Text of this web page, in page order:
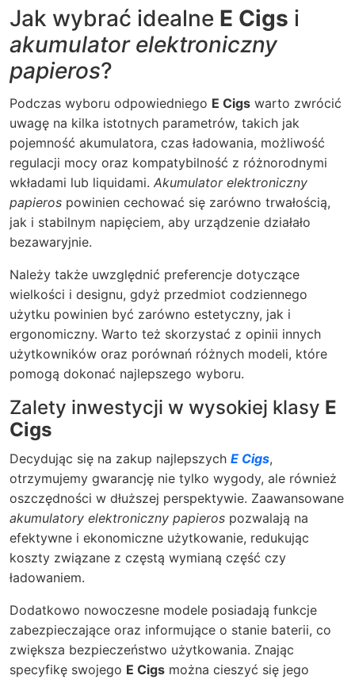
Jak wybrać idealne E Cigs i
akumulator elektroniczny
papieros?
Podczas wyboru odpowiedniego E Cigs warto zwrócić
uwagę na kilka istotnych parametrów, takich jak
pojemność akumulatora, czas ładowania, możliwość
regulacji mocy oraz kompatybilność z różnorodnymi
wkładami lub liquidami. Akumulator elektroniczny
papieros powinien cechować się zarówno trwałością,
jak i stabilnym napięciem, aby urządzenie działało
bezawaryjnie.
Należy także uwzględnić preferencje dotyczące
wielkości i designu, gdyż przedmiot codziennego
użytku powinien być zarówno estetyczny, jak i
ergonomiczny. Warto też skorzystać z opinii innych
użytkowników oraz porównań różnych modeli, które
pomogą dokonać najlepszego wyboru.
Zalety inwestycji w wysokiej klasy E
Cigs
Decydując się na zakup najlepszych E Cigs,
otrzymujemy gwarancję nie tylko wygody, ale również
oszczędności w dłuższej perspektywie. Zaawansowane
akumulatory elektroniczny papieros pozwalają na
efektywne i ekonomiczne użytkowanie, redukując
koszty związane z częstą wymianą część czy
ładowaniem.
Dodatkowo nowoczesne modele posiadają funkcje
zabezpieczające oraz informujące o stanie baterii, co
zwiększa bezpieczeństwo użytkowania. Znając
specyfikę swojego E Cigs można cieszyć się jego